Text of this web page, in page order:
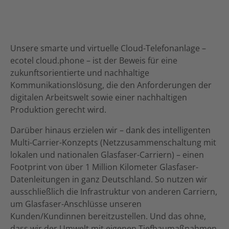
Unsere smarte und virtuelle Cloud-Telefonanlage –
ecotel cloud.phone – ist der Beweis für eine
zukunftsorientierte und nachhaltige
Kommunikationslösung, die den Anforderungen der
digitalen Arbeitswelt sowie einer nachhaltigen
Produktion gerecht wird.
Darüber hinaus erzielen wir – dank des intelligenten
Multi-Carrier-Konzepts (Netzzusammenschaltung mit
lokalen und nationalen Glasfaser-Carriern) – einen
Footprint von über 1 Million Kilometer Glasfaser-
Datenleitungen in ganz Deutschland. So nutzen wir
ausschließlich die Infrastruktur von anderen Carriern,
um Glasfaser-Anschlüsse unseren
Kunden/Kundinnen bereitzustellen. Und das ohne,